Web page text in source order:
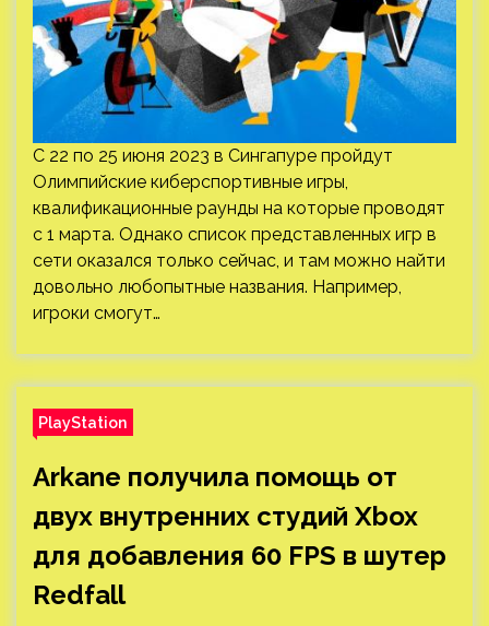
С 22 по 25 июня 2023 в Сингапуре пройдут
Олимпийские киберспортивные игры,
квалификационные раунды на которые проводят
с 1 марта. Однако список представленных игр в
сети оказался только сейчас, и там можно найти
довольно любопытные названия. Например,
игроки смогут…
PlayStation
Arkane получила помощь от
двух внутренних студий Xbox
для добавления 60 FPS в шутер
Redfall